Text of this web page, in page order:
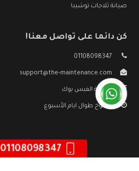
صيانة ثلاجات توشيبا
كن دائما على تواصل معنا!
01108098347
support@the-maintenance.com
صفحة الفيس بوك
مفتوح طوال ايام الأسبوع
01108098347